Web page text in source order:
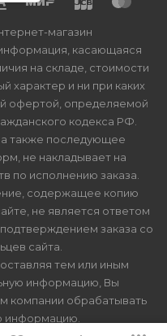
магазин
касающаяся
на складе, стоимости
характер и ни при каких
офертой, определяемой
кодекса РФ.
а также последующее
не накладывает на
по исполнению заказа.
содержащее копию
не является ответом
заказа со
сайта.
тем или иным
информацию, Вы
компании обрабатывать
информацию.